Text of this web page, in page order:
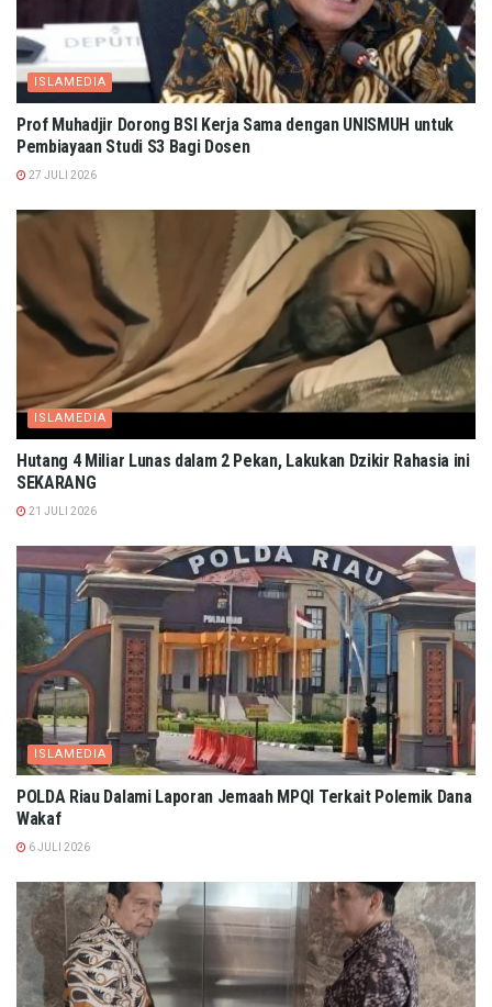
ISLAMEDIA
Prof Muhadjir Dorong BSI Kerja Sama dengan UNISMUH untuk
Pembiayaan Studi S3 Bagi Dosen
27 JULI 2026
ISLAMEDIA
Hutang 4 Miliar Lunas dalam 2 Pekan, Lakukan Dzikir Rahasia ini
SEKARANG
21 JULI 2026
ISLAMEDIA
POLDA Riau Dalami Laporan Jemaah MPQI Terkait Polemik Dana
Wakaf
6 JULI 2026